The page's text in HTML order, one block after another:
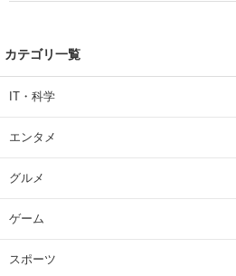
カテゴリ一覧
IT・科学
エンタメ
グルメ
ゲーム
スポーツ